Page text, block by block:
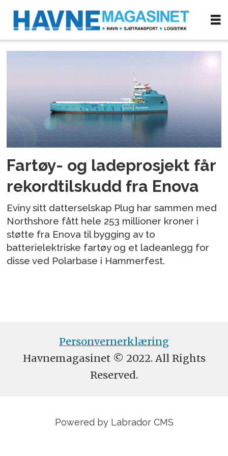
fullelektrisk
Fartøy- og ladeprosjekt får
rekordtilskudd fra Enova
Eviny sitt datterselskap Plug har sammen med
Northshore fått hele 253 millioner kroner i
støtte fra Enova til bygging av to
batterielektriske fartøy og et ladeanlegg for
disse ved Polarbase i Hammerfest.
Personvernerklæring
Havnemagasinet © 2022. All Rights
Reserved.
Powered by Labrador CMS